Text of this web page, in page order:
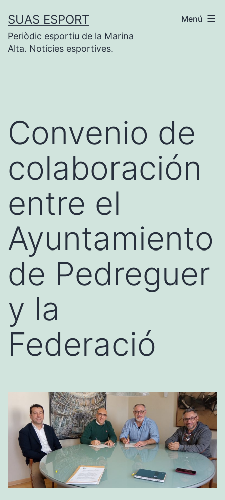
contenido
SUAS ESPORT
Periòdic esportiu de la Marina
Alta. Notícies esportives.
Menú
Convenio de
colaboración
entre el
Ayuntamiento
de Pedreguer
y la
Federació